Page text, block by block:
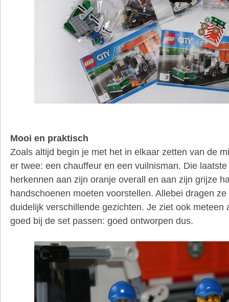
Mooi en praktisch
Zoals altijd begin je met het in elkaar zetten van de
er twee: een chauffeur en een vuilnisman. Die
herkennen aan zijn oranje overall en aan zijn grijze
handschoenen moeten voorstellen. Allebei dragen
duidelijk verschillende gezichten. Je ziet ook meteen
goed bij de set passen: goed ontworpen dus.